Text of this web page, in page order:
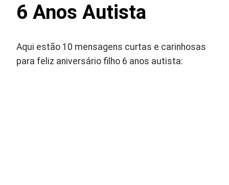
6 Anos Autista
Aqui estão 10 mensagens curtas e carinhosas
para feliz aniversário filho 6 anos autista: